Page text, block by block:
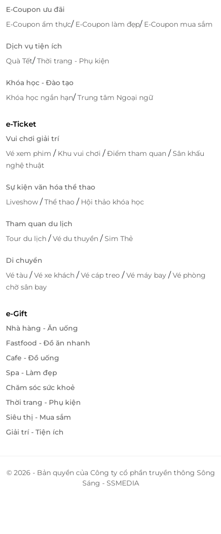
Đặt dịch vụ tiện lợi cùng LifeLink
Chỉ vài thao tác đơn giản, bạn đã sở hữu
giảm giá
hấp dẫn.
Thanh toán nhanh chóng, an toàn, nhận e-
Được hỗ trợ 24/7, cam kết chất lượng từ những
thương hiệu uy tín.
Sẵn sàng cho kỳ nghỉ sang trọng tại Hà Giang? Đừng
bỏ lỡ
voucher giảm giá Suite Double tại Yên Biên
Luxury Hotel.
Đặt ngay trênLifeLinkđể trải nghiệm sự khác biệt –
E-Coupon ưu đãi
E-Coupon ẩm thực/ E-Coupon làm đẹp/ E-Coupon mua sắm
Dịch vụ tiện ích
Quà Tết/Thời trang - Phụ kiện
Khóa học - Đào tạo
Khóa học ngắn hạn/Trung tâm Ngoại ngữ
e-Ticket
Vui chơi giải trí
Vé xem phim / Khu vui chơi /Điểm tham quan /Sân khấu
nghệ thuật
Sự kiện văn hóa thể thao
Liveshow /Thể thao / Hội thảo khóa học
Tham quan du lịch
Tour du lịch /Vé du thuyền /Sim Thẻ
Di chuyển
Vé tàu /Vé xe khách /Vé cáp treo /Vé máy bay /Vé phòng
chờ sân bay
e-Gift
Nhà hàng - Ăn uống
Fastfood - Đồ ăn nhanh
Cafe - Đồ uống
Spa - Làm đẹp
Chăm sóc sức khoẻ
Thời trang - Phụ kiện
Siêu thị - Mua sắm
Giải trí - Tiện ích
© 2026 - Bản quyền của Công ty cổ phần truyền thông Sông
Sáng - SSMEDIA